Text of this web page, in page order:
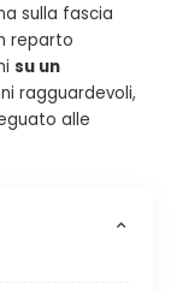
sulla fascia
reparto
su un
ragguardevoli,
alle